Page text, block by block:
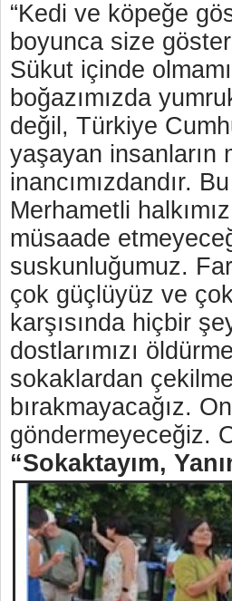
“Kedi ve köpeğe
boyunca size
Sükut içinde
boğazımızda
değil, Türkiye
yaşayan insanların
inancımızdandır.
Merhametli
müsaade
suskunluğumuz.
çok güçlüyüz ve
karşısında hiçbir
dostlarımızı
sokaklardan
bırakmayacağız.
göndermeyeceğiz.
“Sokaktayım,